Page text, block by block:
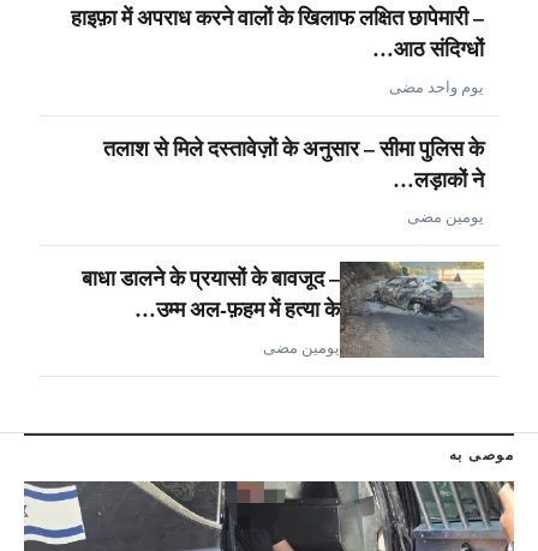
हाइफ़ा में अपराध करने वालों के खिलाफ लक्षित छापेमारी –
आठ संदिग्धों…
يوم واحد مضى
तलाश से मिले दस्तावेज़ों के अनुसार – सीमा पुलिस के
लड़ाकों ने…
يومين مضى
बाधा डालने के प्रयासों के बावजूद –
उम्म अल-फ़हम में हत्या के…
يومين مضى
موصى به